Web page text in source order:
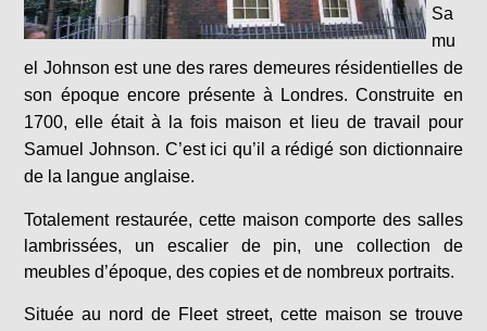
Sa
mu
el Johnson est une des rares demeures résidentielles de
son époque encore présente à Londres. Construite en
1700, elle était à la fois maison et lieu de travail pour
Samuel Johnson. C’est ici qu’il a rédigé son dictionnaire
de la langue anglaise.
Totalement restaurée, cette maison comporte des salles
lambrissées, un escalier de pin, une collection de
meubles d’époque, des copies et de nombreux portraits.
Située au nord de Fleet street, cette maison se trouve